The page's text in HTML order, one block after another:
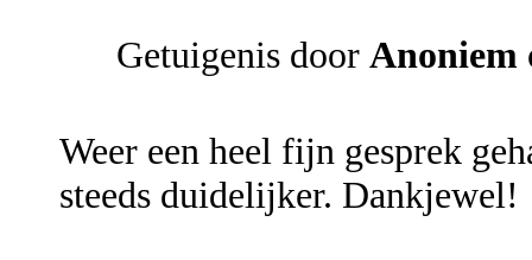
Getuigenis door Anoniem
Weer een heel fijn gesprek
steeds duidelijker. Dankjewel!